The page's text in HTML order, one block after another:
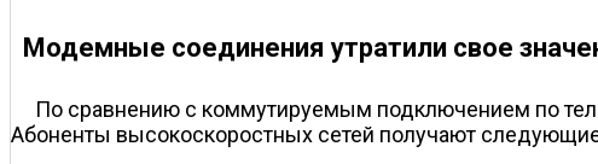
Модемные соединения утратили свое
По сравнению с коммутируемым подключением по
Абоненты высокоскоростных сетей получают